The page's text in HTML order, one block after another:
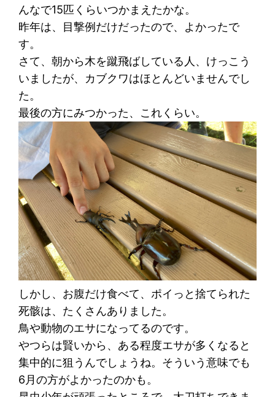
んなで15匹くらいつかまえたかな。
昨年は、目撃例だけだったので、よかったで
す。
さて、朝から木を蹴飛ばしている人、けっこう
いましたが、カブクワはほとんどいませんでし
た。
最後の方にみつかった、これくらい。
しかし、お腹だけ食べて、ポイっと捨てられた
死骸は、たくさんありました。
鳥や動物のエサになってるのです。
やつらは賢いから、ある程度エサが多くなると
集中的に狙うんでしょうね。そういう意味でも
6月の方がよかったのかも。